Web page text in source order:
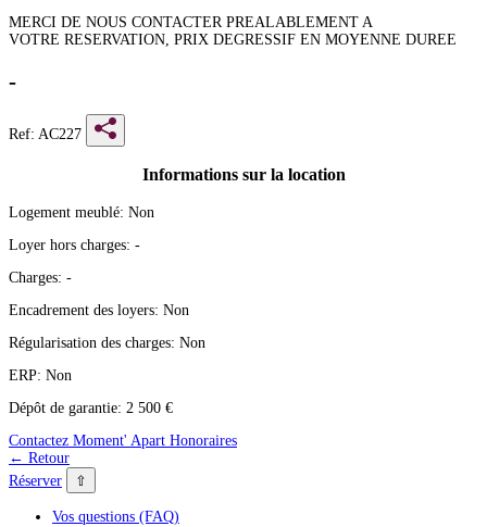
MERCI DE NOUS CONTACTER PREALABLEMENT A
VOTRE RESERVATION, PRIX DEGRESSIF EN MOYENNE DUREE
-
Ref: AC227
Informations sur la location
Logement meublé: Non
Loyer hors charges: -
Charges: -
Encadrement des loyers: Non
Régularisation des charges: Non
ERP: Non
Dépôt de garantie: 2 500 €
Contactez Moment' Apart Honoraires
← Retour
Réserver
⇧
Vos questions (FAQ)